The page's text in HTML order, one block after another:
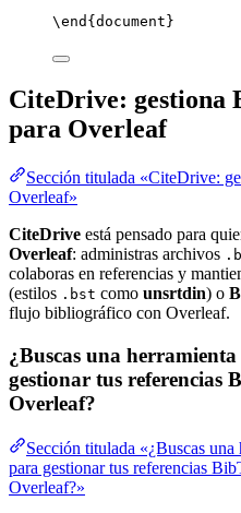
\end { document }
CiteDrive: gestiona
para Overleaf
Sección titulada «CiteDrive:
Overleaf»
CiteDrive está pensado para
Overleaf: administras archivos
colaboras en referencias y
(estilos .bst como unsrtdin) o
flujo bibliográfico con Overleaf.
¿Buscas una
gestionar tus referencias
Overleaf?
Sección titulada «¿Buscas
para gestionar tus referencias
Overleaf?»